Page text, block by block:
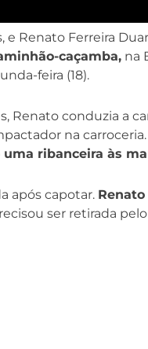
e Renato Ferreira
caçamba, na
feira (18).
Renato conduzia a
na
ribanceira às
após capotar.
ser retirada